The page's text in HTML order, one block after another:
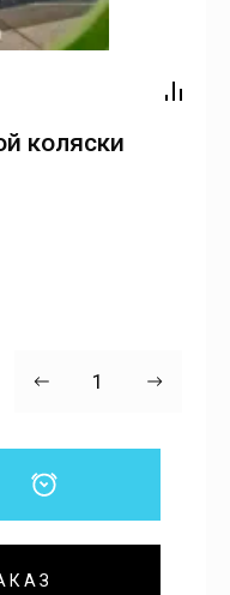
коляски